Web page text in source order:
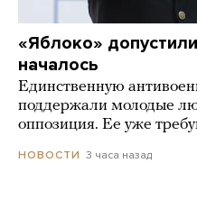
«Яблоко»
началось
Единственную
поддержали молодые
оппозиция. Ее уже
НОВОСТИ 3 часа назад